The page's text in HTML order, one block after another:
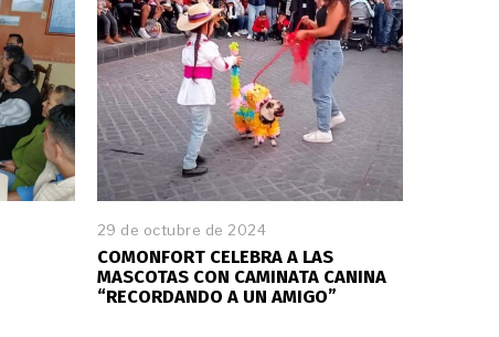
29 de octubre de 2024
COMONFORT CELEBRA A LAS
MASCOTAS CON CAMINATA CANINA
“RECORDANDO A UN AMIGO”